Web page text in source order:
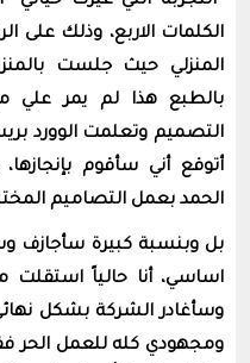
الكلمات الاربع، وذلك على
بالطبع هذا لم يمر علي
التصميم وتعلمت الوورد
أتوقع أني سأقوم
الحمد بعمل التصاميم
بل وبنسبة كبيرة سأجازف
اساسي، أنا حالياً
وسأغادر الشركة بشكل
ومجهودي كله للعمل